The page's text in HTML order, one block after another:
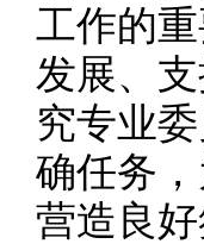
工作的
发展、
究专业
确任务
营造良好